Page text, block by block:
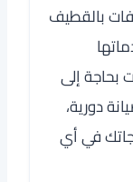
بالقطيف
بحاجة إلى
دورية،
في أي